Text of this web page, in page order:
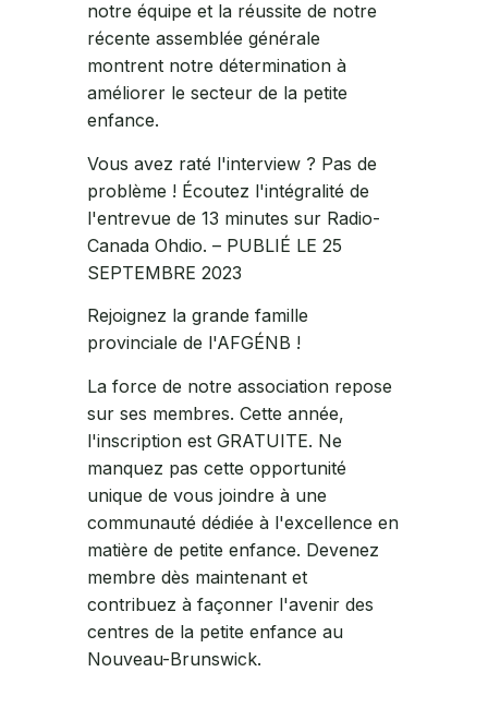
notre équipe et la réussite de notre
récente assemblée générale
montrent notre détermination à
améliorer le secteur de la petite
enfance.
Vous avez raté l'interview ? Pas de
problème ! Écoutez l'intégralité de
l'entrevue de 13 minutes sur Radio-
Canada Ohdio. – PUBLIÉ LE 25
SEPTEMBRE 2023
Rejoignez la grande famille
provinciale de l'AFGÉNB !
La force de notre association repose
sur ses membres. Cette année,
l'inscription est GRATUITE. Ne
manquez pas cette opportunité
unique de vous joindre à une
communauté dédiée à l'excellence en
matière de petite enfance. Devenez
membre dès maintenant et
contribuez à façonner l'avenir des
centres de la petite enfance au
Nouveau-Brunswick.